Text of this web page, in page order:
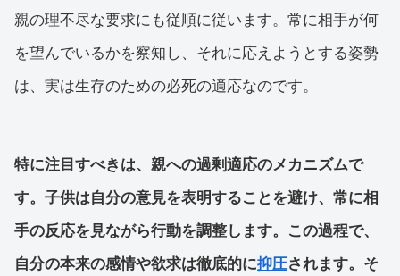
親の理不尽な要求にも従順に従います。常に相手が何
を望んでいるかを察知し、それに応えようとする姿勢
は、実は生存のための必死の適応なのです。
特に注目すべきは、親への過剰適応のメカニズムで
す。子供は自分の意見を表明することを避け、常に相
手の反応を見ながら行動を調整します。この過程で、
自分の本来の感情や欲求は徹底的に抑圧されます。そ